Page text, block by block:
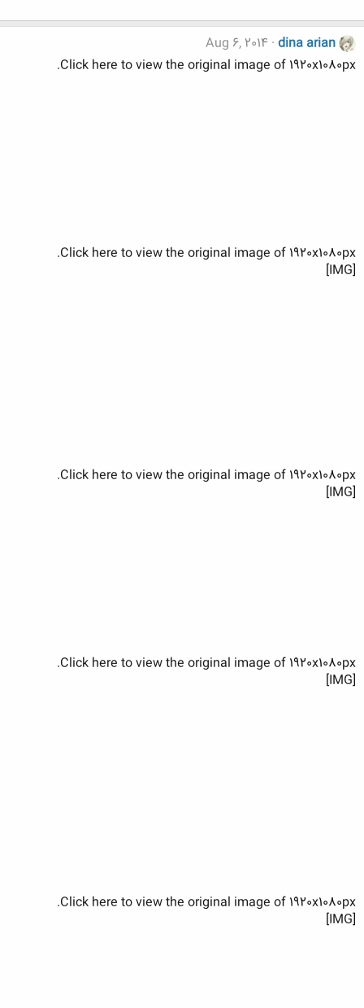
dina arian
Aug 6, 2014
Click here to view the original image of 1920x1080px.
Click here to view the original image of 1920x1080px.
[IMG]
Click here to view the original image of 1920x1080px.
[IMG]
Click here to view the original image of 1920x1080px.
[IMG]
Click here to view the original image of 1920x1080px.
[IMG]